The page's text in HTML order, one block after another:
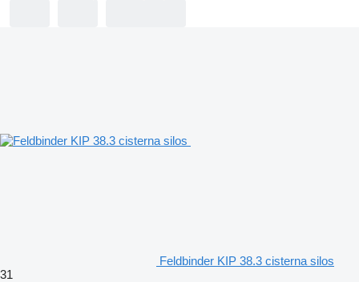
Feldbinder KIP 38.3 cisterna silos
31